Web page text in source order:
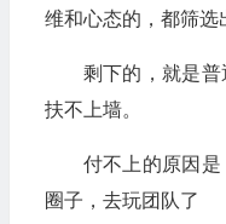
维和心态的，都筛选
剩下的，就是
扶不上墙。
付不上的原因
圈子，去玩团队了